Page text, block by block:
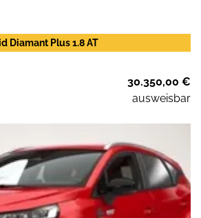
Diamant Plus 1.8 AT
30.350,00 €
ausweisbar